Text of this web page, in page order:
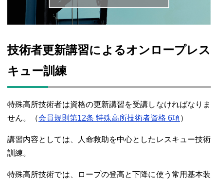
技術者更新講習によるオンロープレス
キュー訓練
特殊高所技術者は資格の更新講習を受講しなければなりま
せん。
（会員規則第12条 特殊高所技術者資格 6項）
講習内容としては、人命救助を中心としたレスキュー技術
訓練。
特殊高所技術では、ロープの登高と下降に使う常用基本装